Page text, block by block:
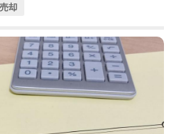
携先に選ぶ理由となるでしょう。
産会社の営業に携わるみなさんは、
。
却